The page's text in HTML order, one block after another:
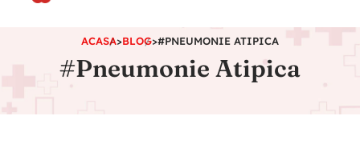
ACASA>BLOG>#PNEUMONIE ATIPICA
#Pneumonie Atipica